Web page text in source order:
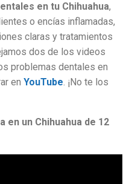
en tu Chihuahua,
o encías inflamadas,
claras y tratamientos
dos de los videos
problemas dentales en
en YouTube. ¡No te los
un Chihuahua de 12